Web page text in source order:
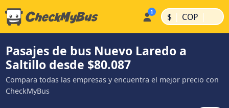
$ | COP |
Pasajes de bus Nuevo Laredo a
Saltillo desde $80.087
Compara todas las empresas y encuentra el mejor precio con
CheckMyBus